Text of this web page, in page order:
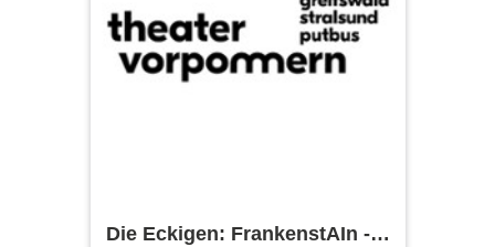
Die Eckigen: FrankenstAIn -